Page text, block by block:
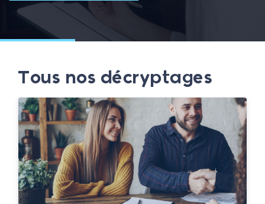
Tous nos décryptages